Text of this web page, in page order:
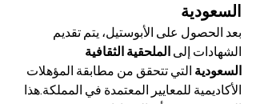
السعودية
بعد الحصول على الأبوستيل، يتم تقديم
الشهادات إلى الملحقية الثقافية
السعودية التي تتحقق من مطابقة المؤهلات
الأكاديمية للمعايير المعتمدة في المملكة.هذا